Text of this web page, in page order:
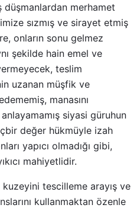
düşmanlardan merhamet
sızmış ve sirayet etmiş
onların sonu gelmez
şekilde hain emel ve
teslim
uzanan müşfik ve
manasını
anlayamamış siyasi güruhun
değer hükmüyle izah
yapıcı olmadığı gibi,
mahiyetlidir.
kuzeyini tescilleme arayış ve
kullanmaktan özenle